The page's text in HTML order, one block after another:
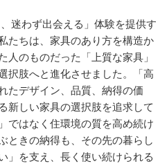
迷わず出会える」体験を提供す
たちは、家具のあり方を構造か
人のものだった「上質な家具」
択肢へと進化させました。「高
たデザイン、品質、納得の価
新しい家具の選択肢を追求して
ではなく住環境の質を高め続け
ときの納得も、その先の暮らし
」を支え、長く使い続けられる